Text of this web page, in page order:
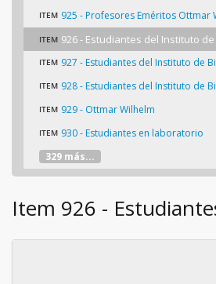
ITEM 925 - Profesores Eméritos Ottmar
ITEM 926 - Estudiantes del Instituto
ITEM 927 - Estudiantes del Instituto de
ITEM 928 - Estudiantes del Instituto de
ITEM 929 - Ottmar Wilhelm
ITEM 930 - Estudiantes en laboratorio
329 más...
Item 926 -